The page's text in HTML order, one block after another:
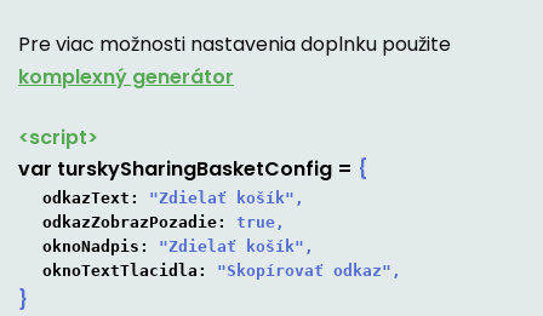
Pre viac možnosti nastavenia doplnku použite
komplexný generátor
<script>
var turskySharingBasketConfig = {
odkazText:
"Zdielať košík",
odkazZobrazPozadie:
true,
oknoNadpis:
"Zdielať košík",
oknoTextTlacidla:
"Skopírovať odkaz",
}